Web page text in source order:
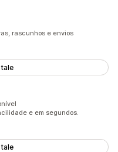
rascunhos e envios
e em segundos.